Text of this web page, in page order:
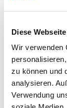
Diese
Wir verwenden
zu können und
analysieren.
Verwendung
dauerhafte
Ihre Vorteile
Zeitlos